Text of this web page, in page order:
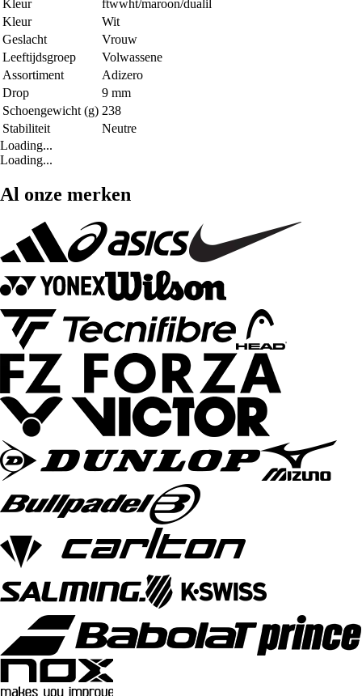
Kleur
ftwwht/maroon/dualil
Kleur
Wit
Geslacht
Vrouw
Leeftijdsgroep
Volwassene
Assortiment
Adizero
Drop
9 mm
Schoengewicht (g) 238
Stabiliteit
Neutre
Loading...
Loading...
Al onze merken